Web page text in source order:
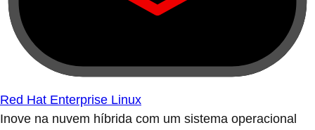
Red Hat Enterprise Linux
Inove na nuvem híbrida com um sistema operacional